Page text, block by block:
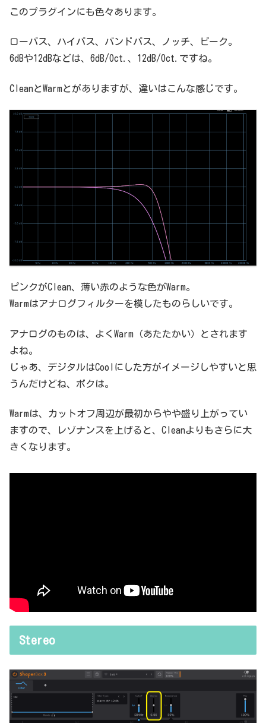
このプラグインにも色々あります。
ローパス、ハイパス、バンドパス、ノッチ、ピーク。
6dBや12dBなどは、6dB/Oct.、12dB/Oct.ですね。
CleanとWarmとがありますが、違いはこんな感じです。
ピンクがClean、薄い赤のような色がWarm。
Warmはアナログフィルターを模したものらしいです。
アナログのものは、よくWarm（あたたかい）とされます
よね。
じゃあ、デジタルはCoolにした方がイメージしやすいと思
うんだけどね、ボクは。
Warmは、カットオフ周辺が最初からやや盛り上がってい
ますので、レゾナンスを上げると、Cleanよりもさらに大
きくなります。
Stereo